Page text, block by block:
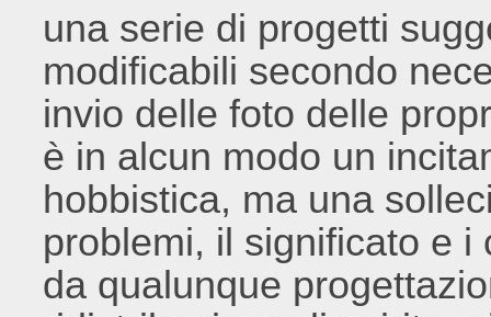
una serie di progetti
modificabili secondo
invio delle foto delle
è in alcun modo un
hobbistica, ma una
problemi, il significato e
da qualunque